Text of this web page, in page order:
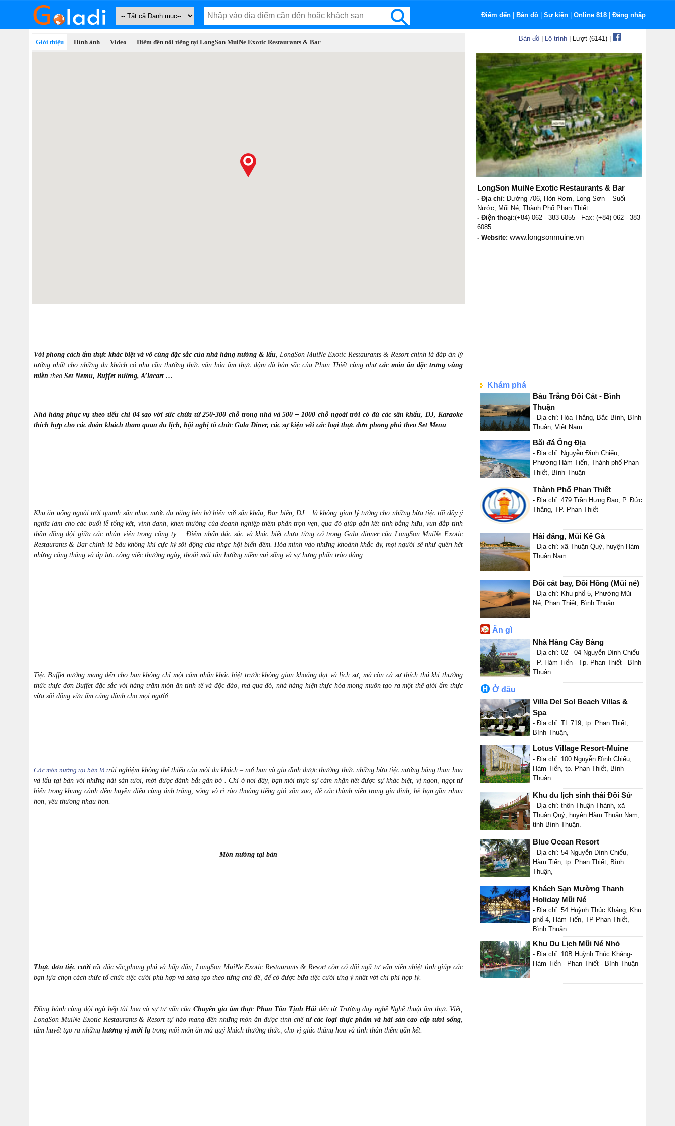
Điểm đến Bản đồ Sự kiện Online 818 Đăng nhập
Giới thiệu Hình ảnh Video Điểm đến nổi tiếng tại LongSon MuiNe Exotic Restaurants & Bar
Với phong cách ẩm thực khác biệt và vô cùng đặc sắc của nhà hàng nướng & lẩu, LongSon MuiNe Exotic Restaurants & Resort chính là đáp án lý
tưởng nhất cho những du khách có nhu cầu thưởng thức văn hóa ẩm thực đậm đà bản sắc của Phan Thiết cũng như các món ăn đặc trưng vùng
miền theo Set Nemu, Buffet nướng, A’lacart …
Nhà hàng phục vụ theo tiếu chí 04 sao với sức chứa từ 250-300 chỗ trong nhà và 500 – 1000 chỗ ngoài trời có đủ các sân khấu, DJ, Karaoke
thích hợp cho các đoàn khách tham quan du lịch, hội nghị tổ chức Gala Diner, các sự kiện với các loại thực đơn phong phú theo Set Menu
Khu ăn uống ngoài trời quanh sân nhạc nước đa năng bên bờ biển với sân khấu, Bar biển, DJ…là không gian lý tưởng cho những bữa tiệc tối đầy ý
nghĩa làm cho các buổi lễ tổng kết, vinh danh, khen thưởng của doanh nghiệp thêm phần trọn vẹn, qua đó giúp gắn kết tình bằng hữu, vun đắp tinh
thần đồng đội giữa các nhân viên trong công ty.... Điểm nhấn đặc sắc và khác biệt chưa từng có trong Gala dinner của LongSon MuiNe Exotic
Restaurants & Bar chính là bầu không khí cực kỳ sôi động của nhạc hội biển đêm. Hòa mình vào những khoảnh khắc ấy, mọi người sẽ như quên hết
những căng thẳng và áp lực công việc thường ngày, thoải mái tận hưởng niềm vui sống và sự hưng phấn trào dâng
Tiệc Buffet nướng mang đến cho bạn không chỉ một cảm nhận khác biệt trước không gian khoáng đạt và lịch sự, mà còn cả sự thích thú khi thưởng
thức thực đơn Buffet đặc sắc với hàng trăm món ăn tinh tế và độc đáo, mà qua đó, nhà hàng hiện thực hóa mong muốn tạo ra một thế giới ẩm thực
vừa sôi động vừa ấm cúng dành cho mọi người.
Các món nướng tại bàn là trải nghiệm không thể thiếu của mỗi du khách –nơi bạn và gia đình được thưởng thức những bữa tiệc nướngbằng than hoa
và lẩu tại bàn với những hải sản tươi, mới được đánh bắt gần bờ. Chỉ ở nơi đây, bạn mới thực sự cảm nhận hết được sự khác biệt, vị ngon, ngọt từ
biển trong khung cảnh đêm huyền diệu cùng ánh trăng, sóng vỗ rì rào thoảng tiếng gió xôn xao, để các thành viên trong gia đình, bè bạn gần nhau
hơn, yêu thương nhau hơn.
Món nướng tại bàn
Thực đơn tiệc cướirất đặc sắc,phong phú và hấp dẫn, LongSon MuiNe Exotic Restaurants & Resort còn có đội ngũ tư vấn viên nhiệt tình giúp các
bạn lựa chọn cách thức tổ chức tiệc cưới phù hợp và sáng tạo theo từng chủ đề, để có được bữa tiệc cưới ưng ý nhất với chi phí hợp lý.
Đồng hành cùng đội ngũ bếp tài hoa và sự tư vấn của Chuyên gia ẩm thực Phan Tôn Tịnh Hải đến từ Trường dạy nghề Nghệ thuật ẩm thực Việt,
LongSon MuiNe Exotic Restaurants & Resort tự hào mang đến những món ăn được tinh chế từcác loại thực phẩm và hải sản cao cấp tươi sống,
tâm huyết tạo ra những hương vị mới lạ trong mỗi món ăn mà quý khách thưởng thức, cho vị giác thăng hoa và tình thân thêm gắn kết.
Bản đồ| Lộ trình| Lượt (6141) |
LongSon MuiNe Exotic Restaurants & Bar
- Địa chỉ: Đường 706, Hòn Rơm, Long Sơn – Suối
Nước, Mũi Né, Thành Phố Phan Thiết
- Điện thoại:(+84) 062 - 383-6055 - Fax: (+84) 062 - 383-
6085
- Website: www.longsonmuine.vn
Khám phá
Bàu Trắng Đồi Cát - Bình
Thuận
- Địa chỉ: Hòa Thắng, Bắc Bình, Bình
Thuận, Việt Nam
Bãi đá Ông Địa
- Địa chỉ: Nguyễn Đình Chiểu,
Phường Hàm Tiến, Thành phố Phan
Thiết, Bình Thuận
Thành Phố Phan Thiết
- Địa chỉ: 479 Trần Hưng Đạo, P. Đức
Thắng, TP. Phan Thiết
Hải đăng, Mũi Kê Gà
- Địa chỉ: xã Thuận Quý, huyện Hàm
Thuận Nam
Đồi cát bay, Đồi Hồng (Mũi né)
- Địa chỉ: Khu phố 5, Phường Mũi
Né, Phan Thiết, Bình Thuận
Ăn gì
Nhà Hàng Cây Bàng
- Địa chỉ: 02 - 04 Nguyễn Đình Chiểu
- P. Hàm Tiến - Tp. Phan Thiết - Bình
Thuận
Ở đâu
Villa Del Sol Beach Villas &
Spa
- Địa chỉ: TL 719, tp. Phan Thiết,
Bình Thuận,
Lotus Village Resort-Muine
- Địa chỉ: 100 Nguyễn Đình Chiểu,
Hàm Tiến, tp. Phan Thiết, Bình
Thuận
Khu du lịch sinh thái Đồi Sứ
- Địa chỉ: thôn Thuận Thành, xã
Thuận Quý, huyện Hàm Thuận Nam,
tỉnh Bình Thuận.
Blue Ocean Resort
- Địa chỉ: 54 Nguyễn Đình Chiểu,
Hàm Tiến, tp. Phan Thiết, Bình
Thuận,
Khách Sạn Mường Thanh
Holiday Mũi Né
- Địa chỉ: 54 Huỳnh Thúc Kháng, Khu
phố 4, Hàm Tiến, TP Phan Thiết,
Bình Thuận
Khu Du Lịch Mũi Né Nhỏ
- Địa chỉ: 10B Huỳnh Thúc Kháng-
Hàm Tiến - Phan Thiết - Bình Thuận